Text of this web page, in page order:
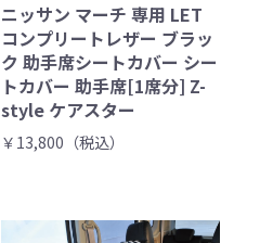
ニッサン マーチ 専用 LET
コンプリートレザー ブラッ
ク 助手席シートカバー シー
トカバー 助手席[1席分] Z-
style ケアスター
￥13,800（税込）